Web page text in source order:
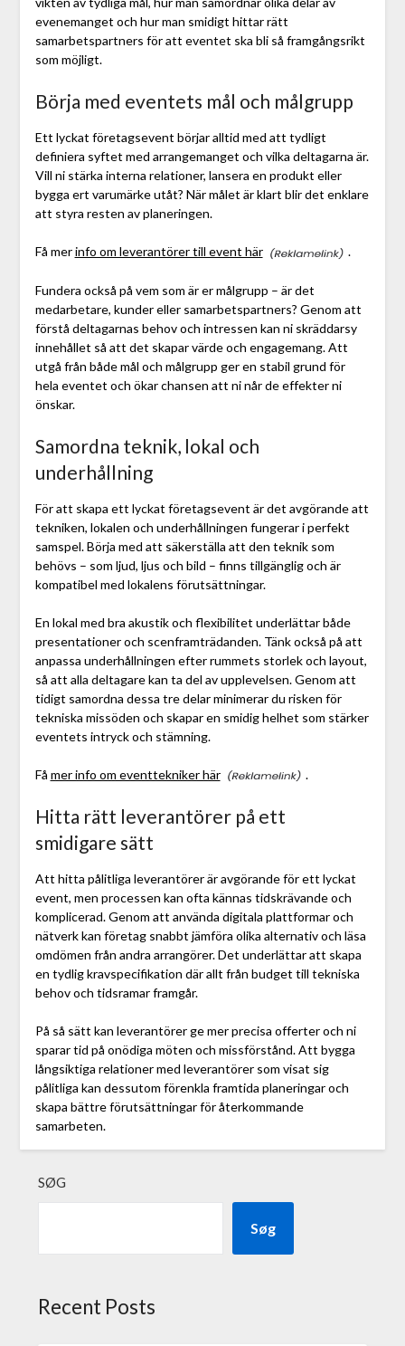
evenemanget och hur man smidigt hittar rätt
samarbetspartners för att eventet ska bli så framgångsrikt
som möjligt.
Börja med eventets mål och målgrupp
Ett lyckat företagsevent börjar alltid med att tydligt
definiera syftet med arrangemanget och vilka deltagarna är.
Vill ni stärka interna relationer, lansera en produkt eller
bygga ert varumärke utåt? När målet är klart blir det enklare
att styra resten av planeringen.
Få merinfo om leverantörer till event här .
Fundera också på vem som är er målgrupp – är det
medarbetare, kunder eller samarbetspartners? Genom att
förstå deltagarnas behov och intressen kan ni skräddarsy
innehållet så att det skapar värde och engagemang. Att
utgå från både mål och målgrupp ger en stabil grund för
hela eventet och ökar chansen att ni når de effekter ni
önskar.
Samordna teknik, lokal och
underhållning
För att skapa ett lyckat företagsevent är det avgörande att
tekniken, lokalen och underhållningen fungerar i perfekt
samspel. Börja med att säkerställa att den teknik som
behövs – som ljud, ljus och bild – finns tillgänglig och är
kompatibel med lokalens förutsättningar.
En lokal med bra akustik och flexibilitet underlättar både
presentationer och scenframträdanden. Tänk också på att
anpassa underhållningen efter rummets storlek och layout,
så att alla deltagare kan ta del av upplevelsen. Genom att
tidigt samordna dessa tre delar minimerar du risken för
tekniska missöden och skapar en smidig helhet som stärker
eventets intryck och stämning.
Få mer info om eventtekniker här .
Hitta rätt leverantörer på ett
smidigare sätt
Att hitta pålitliga leverantörer är avgörande för ett lyckat
event, men processen kan ofta kännas tidskrävande och
komplicerad. Genom att använda digitala plattformar och
nätverk kan företag snabbt jämföra olika alternativ och läsa
omdömen från andra arrangörer. Det underlättar att skapa
en tydlig kravspecifikation där allt från budget till tekniska
behov och tidsramar framgår.
På så sätt kan leverantörer ge mer precisa offerter och ni
sparar tid på onödiga möten och missförstånd. Att bygga
långsiktiga relationer med leverantörer som visat sig
pålitliga kan dessutom förenkla framtida planeringar och
skapa bättre förutsättningar för återkommande
samarbeten.
SØG
Søg
Recent Posts